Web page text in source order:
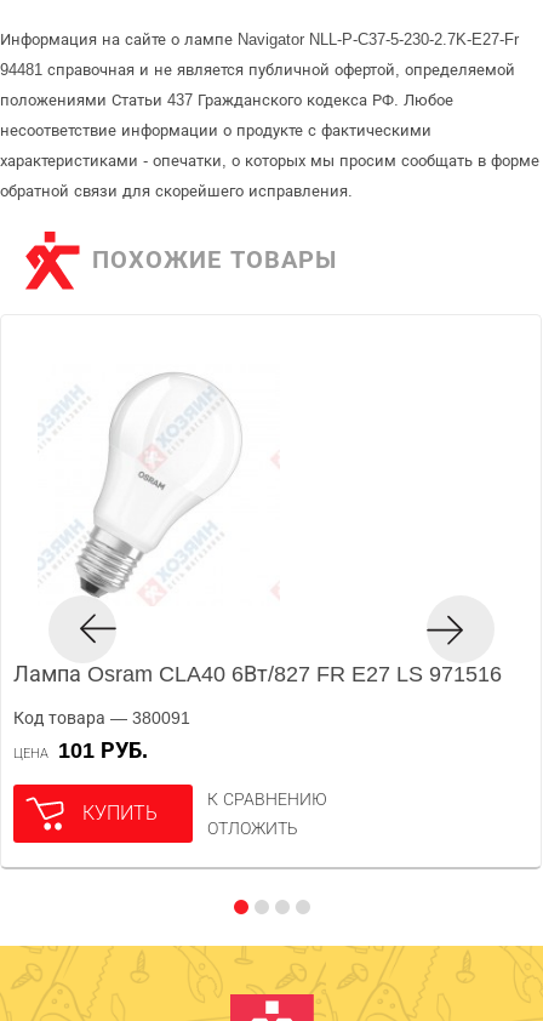
Информация на сайте о лампе Navigator NLL-P-C37-5-230-2.7K-E27-Fr
94481 справочная и не является публичной офертой, определяемой
положениями Статьи 437 Гражданского кодекса РФ. Любое
несоответствие информации о продукте с фактическими
характеристиками - опечатки, о которых мы просим сообщать в форме
обратной связи для скорейшего исправления.
ПОХОЖИЕ ТОВАРЫ
Лампа Osram CLA40 6Вт/827 FR E27 LS 971516
Код товара — 380091
ЦЕНА 101 РУБ.
КУПИТЬ
К СРАВНЕНИЮ
ОТЛОЖИТЬ